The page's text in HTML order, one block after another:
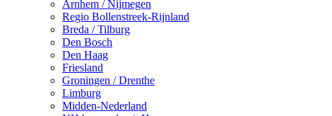
Arnhem / Nijmegen
Regio Bollenstreek-Rijnland
Breda / Tilburg
Den Bosch
Den Haag
Friesland
Groningen / Drenthe
Limburg
Midden-Nederland